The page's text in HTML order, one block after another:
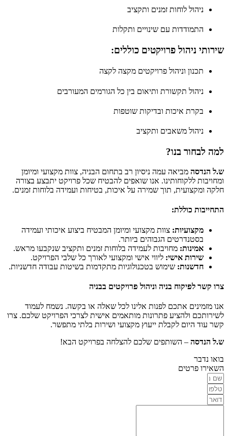
ניהול לוחות זמנים ותקציב
התמודדות עם שינויים ותקלות
שירותי ניהול פרויקטים כוללים:
תכנון וניהול פרויקטים מקצה לקצה
ניהול תקשורת ותיאום בין כל הגורמים המעורבים
בקרת איכות ובדיקות שוטפות
ניהול משאבים ותקציב
למה לבחור בנו?
ש.ל הנדסה מביאה עמה ניסיון רב בתחום הבניה, צוות מקצועי ומיומן
ומחויבות ללקוחותינו. אנו שואפים להבטיח שכל פרויקט יתבצע בצורה
חלקה ומקצועית, תוך שמירה על איכות, בטיחות ועמידה בלוחות זמנים.
התחייבות כוללת:
מקצועיות: צוות מקצועי ומיומן המבטיח ביצוע איכותי ועמידה
בסטנדרטים הגבוהים ביותר.
אמינות: מחויבות לעמידה בלוחות זמנים ותקציב שנקבעו מראש.
שירות אישי: ליווי אישי ומקצועי לאורך כל שלבי הפרויקט.
חדשנות: שימוש בטכנולוגיות מתקדמות בשיטות עבודה חדשניות.
צרו קשר לפיקוח בניה וניהול פרויקטים בבניה
אנו מזמינים אתכם לפנות אלינו לכל שאלה או בקשה. נשמח לעמוד
לשירותכם ולהציע פתרונות מותאמים אישית לצרכי הפרויקט שלכם. צרו
קשר עוד היום לקבלת ייעוץ מקצועי ושירות בלתי מתפשר.
ש.ל הנדסה – השותפים שלכם להצלחה בפרויקט הבא!
בואו נדבר
השאירו פרטים